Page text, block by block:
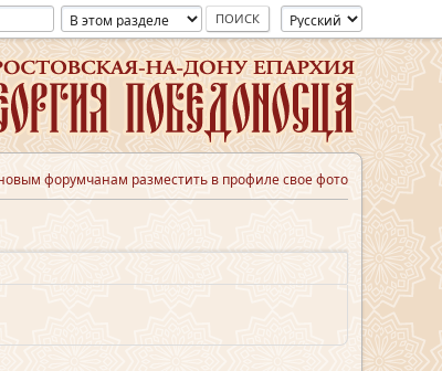
форумчанам разместить в профиле свое фото